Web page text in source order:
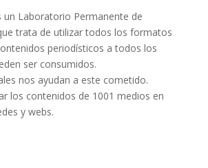
un Laboratorio Permanente de
trata de utilizar todos los formatos
periodísticos a todos los
ser consumidos.
nos ayudan a este cometido.
los contenidos de 1001 medios en
y webs.